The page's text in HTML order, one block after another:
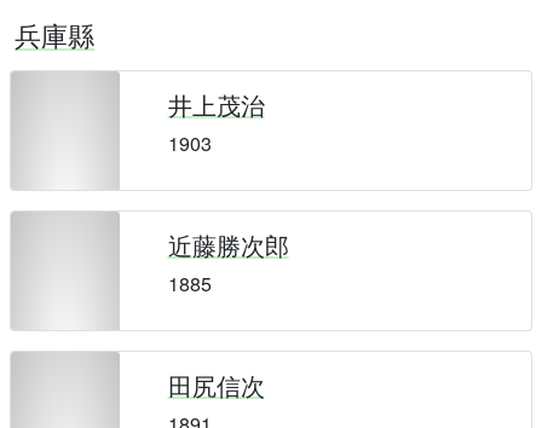
兵庫縣
井上茂治
1903
近藤勝次郎
1885
田尻信次